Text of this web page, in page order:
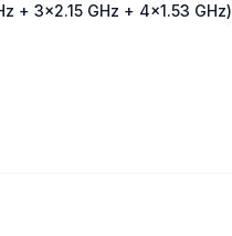
+ 3x2.15 GHz + 4x1.53 GHz)